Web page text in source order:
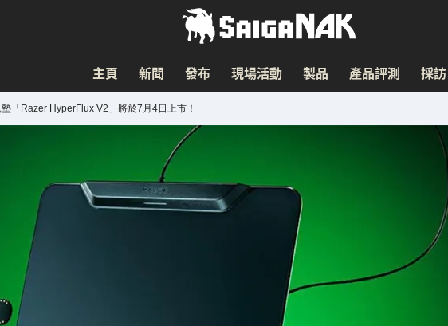
主頁 新聞 發布 現場活動 製品 產品評測 採訪
「Razer HyperFlux V2」將於7月4日上市！